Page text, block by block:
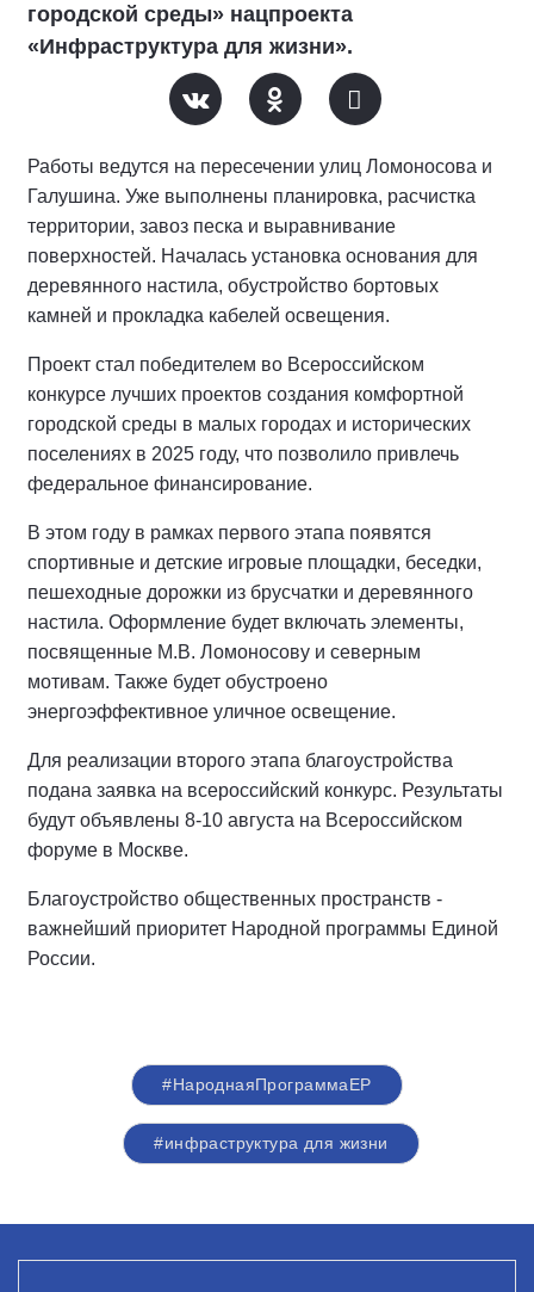
городской среды» нацпроекта
«Инфраструктура для жизни».
Работы ведутся на пересечении улиц Ломоносова и
Галушина. Уже выполнены планировка, расчистка
территории, завоз песка и выравнивание
поверхностей. Началась установка основания для
деревянного настила, обустройство бортовых
камней и прокладка кабелей освещения.
Проект стал победителем во Всероссийском
конкурсе лучших проектов создания комфортной
городской среды в малых городах и исторических
поселениях в 2025 году, что позволило привлечь
федеральное финансирование.
В этом году в рамках первого этапа появятся
спортивные и детские игровые площадки, беседки,
пешеходные дорожки из брусчатки и деревянного
настила. Оформление будет включать элементы,
посвященные М.В. Ломоносову и северным
мотивам. Также будет обустроено
энергоэффективное уличное освещение.
Для реализации второго этапа благоустройства
подана заявка на всероссийский конкурс. Результаты
будут объявлены 8-10 августа на Всероссийском
форуме в Москве.
Благоустройство общественных пространств -
важнейший приоритет Народной программы Единой
России.
#НароднаяПрограммаЕР
#инфраструктура для жизни